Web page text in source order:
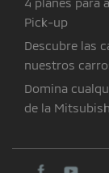
Pick-up
Descubre las
nuestros
Domina
de la